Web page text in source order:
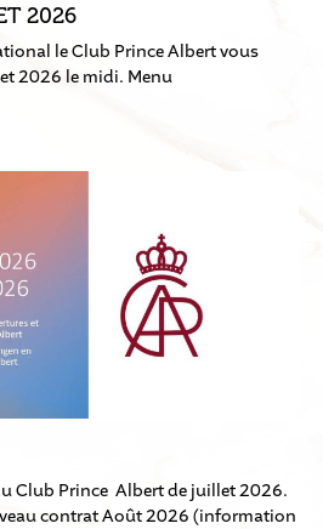
2026
le Club Prince Albert vous
2026 le midi. Menu
Club Prince Albert de juillet 2026.
contrat Août 2026 (information